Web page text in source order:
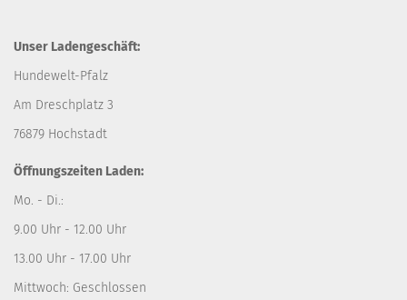
Unser Ladengeschäft:
Hundewelt-Pfalz
Am Dreschplatz 3
76879 Hochstadt
Öffnungszeiten Laden:
Mo. - Di.:
9.00 Uhr - 12.00 Uhr
13.00 Uhr - 17.00 Uhr
Mittwoch: Geschlossen